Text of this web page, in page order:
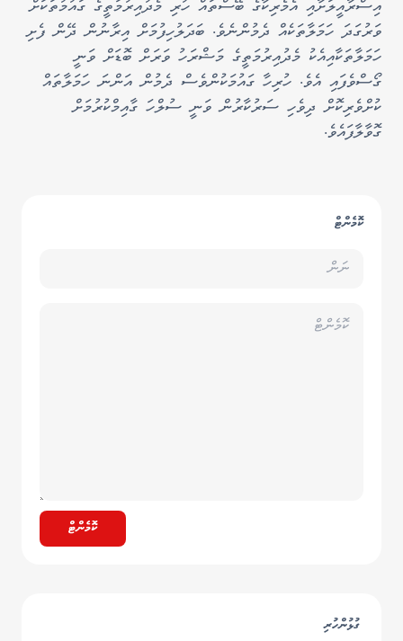
އިސްރާއީލަށާއި އެމެރިކާގެ ބޭސްތައް ހުރި މެދުއިރުމަތީގެ ގައުމުތަކަށް
ވަރުގަދަ ހަމަލާތަކެއް ދެމުންނެވެ. ބަދަލުހިފުމަށް އިރާނުން ދޭން ފެށި
ހަމަލާތަކާއިއެކު މެދުއިރުމަތީގެ މަޝްރަހު ވަރަށް ބޮޑަށް ވަނީ
ގޯސްވެފައި އެވެ. ހުރިހާ ގައުމަކުންވެސް ދެމުން އަންނަ ހަމަލާތައް
ކުށްވެރިކޮށް ދިވެހި ސަރުކާރުން ވަނީ ސުލްހަ ގާއިމްކުރުމަށް
ގޮވާލާފައެވެ.
ކޮމެންޓް
ކޮމެންޓް
ގުޅުންހުރި